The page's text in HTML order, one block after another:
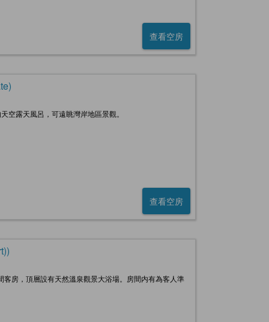
查看空房
空露天風呂，可遠眺灣岸地區景觀。
查看空房
房，頂層設有天然溫泉觀景大浴場。房間内有為客人準